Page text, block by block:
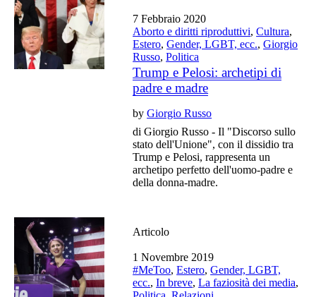
7 Febbraio 2020
Aborto e diritti riproduttivi,Cultura,
Estero,Gender, LGBT, ecc.,Giorgio
Russo,Politica
Trump e Pelosi: archetipi di
padre e madre
byGiorgio Russo
di Giorgio Russo - Il "Discorso sullo
stato dell'Unione", con il dissidio tra
Trump e Pelosi, rappresenta un
archetipo perfetto dell'uomo-padre e
della donna-madre.
Articolo
1 Novembre 2019
#MeToo,Estero,Gender, LGBT,
ecc.,In breve,La faziosità dei media,